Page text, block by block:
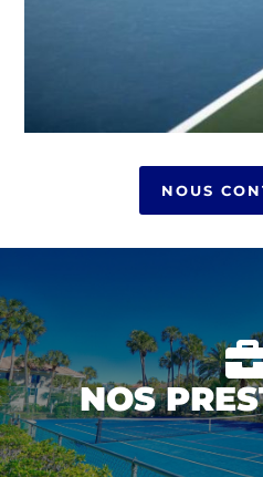
NOUS
NOS